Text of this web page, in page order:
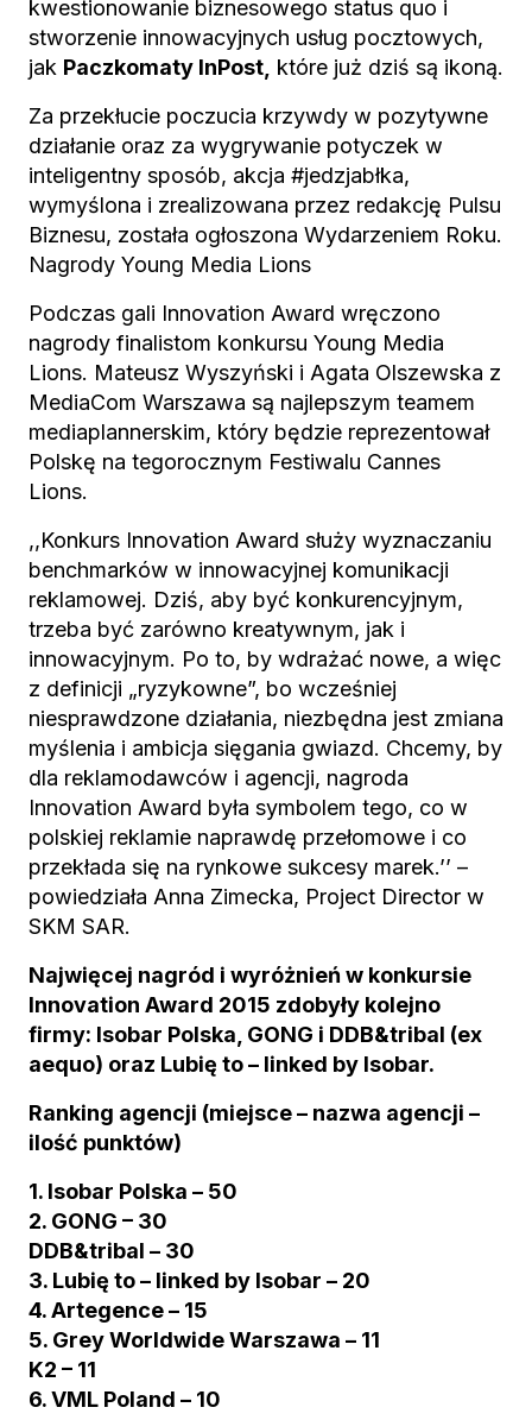
kwestionowanie biznesowego status quo i
stworzenie innowacyjnych usług pocztowych,
jak Paczkomaty InPost, które już dziś są ikoną.
Za przekłucie poczucia krzywdy w pozytywne
działanie oraz za wygrywanie potyczek w
inteligentny sposób, akcja #jedzjabłka,
wymyślona i zrealizowana przez redakcję Pulsu
Biznesu, została ogłoszona Wydarzeniem Roku.
Nagrody Young Media Lions
Podczas gali Innovation Award wręczono
nagrody finalistom konkursu Young Media
Lions. Mateusz Wyszyński i Agata Olszewska z
MediaCom Warszawa są najlepszym teamem
mediaplannerskim, który będzie reprezentował
Polskę na tegorocznym Festiwalu Cannes
Lions.
,,Konkurs Innovation Award służy wyznaczaniu
benchmarków w innowacyjnej komunikacji
reklamowej. Dziś, aby być konkurencyjnym,
trzeba być zarówno kreatywnym, jak i
innowacyjnym. Po to, by wdrażać nowe, a więc
z definicji „ryzykowne”, bo wcześniej
niesprawdzone działania, niezbędna jest zmiana
myślenia i ambicja sięgania gwiazd. Chcemy, by
dla reklamodawców i agencji, nagroda
Innovation Award była symbolem tego, co w
polskiej reklamie naprawdę przełomowe i co
przekłada się na rynkowe sukcesy marek.’’ –
powiedziała Anna Zimecka, Project Director w
SKM SAR.
Najwięcej nagród i wyróżnień w konkursie
Innovation Award 2015 zdobyły kolejno
firmy: Isobar Polska, GONG i DDB&tribal (ex
aequo) oraz Lubię to – linked by Isobar.
Ranking agencji (miejsce – nazwa agencji –
ilość punktów)
1. Isobar Polska – 50
2. GONG – 30
DDB&tribal – 30
3. Lubię to – linked by Isobar – 20
4. Artegence – 15
5. Grey Worldwide Warszawa – 11
K2 – 11
6. VML Poland – 10